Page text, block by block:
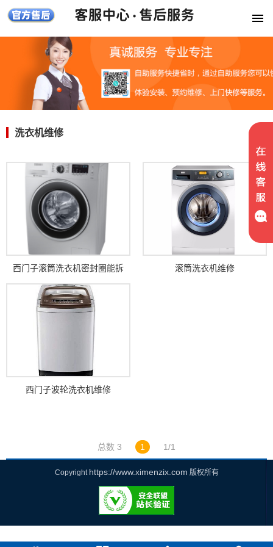
洗衣机维修
西门子滚筒洗衣机密封圈能拆
吗？如何拆卸呢？
滚筒洗衣机维修
西门子波轮洗衣机维修
总数 3 1 1/1
Copyright https://www.ximenzix.com 版权所有